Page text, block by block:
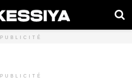
PUBLICITÉ
PUBLICITÉ